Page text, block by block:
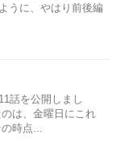
うに、やはり前後編
話を公開しまし
は、金曜日にこれ
時点...